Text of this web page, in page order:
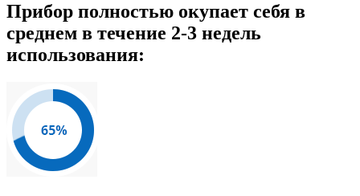
Прибор полностью окупает себя в
среднем в течение 2-3 недель
использования: